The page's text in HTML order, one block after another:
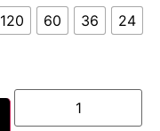
24
36
60
120